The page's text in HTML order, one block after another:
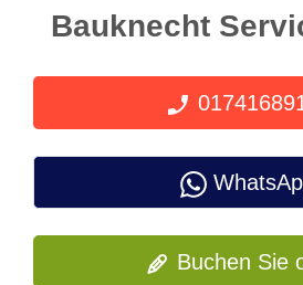
Bauknecht
Buchen Sie